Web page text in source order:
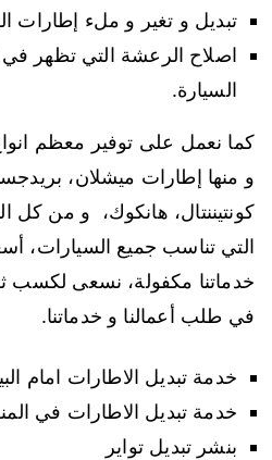
تبديل و تغير و ملء إطارات
اصلاح الرعشة التي تظهر
السيارة.
كما نعمل على توفير معظم
و منها إطارات ميشلان،
كونتيننتال، هانكوك، و من كل
التي تناسب جميع السيارات،
خدماتنا مكفولة، نسعى لكسب
في طلب أعمالنا و خدماتنا.
خدمة تبديل الاطارات امام
خدمة تبديل الاطارات في
بنشر تبديل تواير